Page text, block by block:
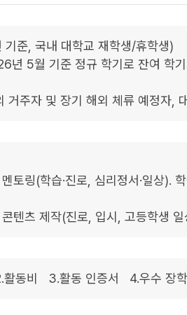
준, 국내 대학교 재학생/휴학생)
년 5월 기준 정규 학기로 잔여 학
거주자 및 장기 해외 체류 예정자,
토링(학습·진로, 심리정서·일상).
텐츠 제작(진로, 입시, 고등학생
활동비   3.활동 인증서   4.우수 장